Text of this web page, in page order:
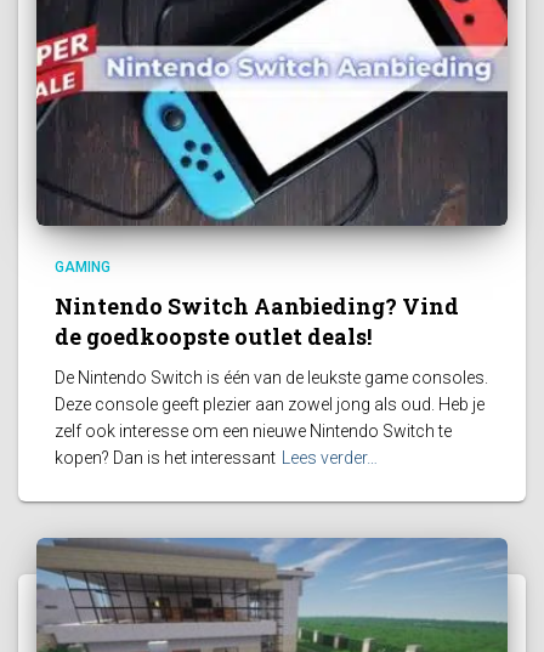
GAMING
Nintendo Switch Aanbieding? Vind
de goedkoopste outlet deals!
De Nintendo Switch is één van de leukste game consoles.
Deze console geeft plezier aan zowel jong als oud. Heb je
zelf ook interesse om een nieuwe Nintendo Switch te
kopen? Dan is het interessant
Lees verder…